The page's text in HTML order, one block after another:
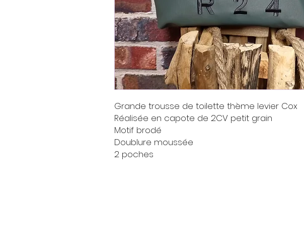
Grande trousse de toilette thème levier Cox
Réalisée en capote de 2CV petit grain
Motif brodé
Doublure moussée
2 poches